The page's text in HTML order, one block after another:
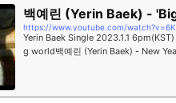
백예린 (Yerin Baek) -
https://www.youtube.com/
Yerin Baek Single 2023.1.1 6pm(KST) Release⠀01. Fuckin' New Year02. Bi
g world백예린 (Yerin Baek) - New